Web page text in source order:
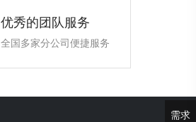
优秀的团队服务
全国多家分公司便捷服务
需求